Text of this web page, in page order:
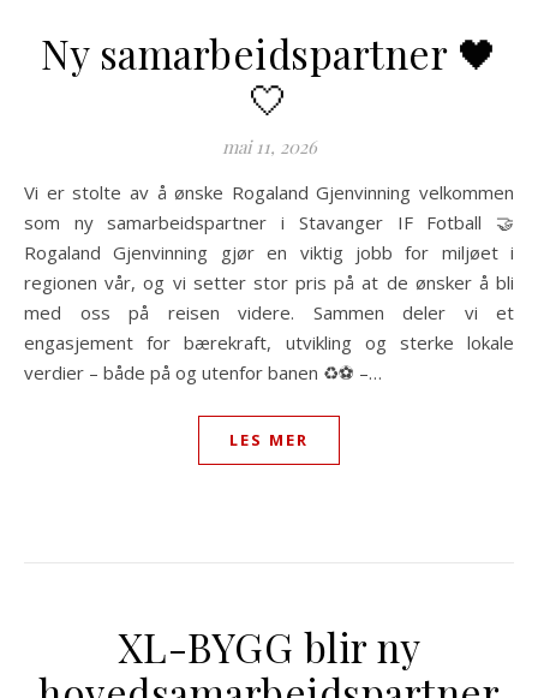
Ny samarbeidspartner 🖤
🤍
mai 11, 2026
Vi er stolte av å ønske Rogaland Gjenvinning velkommen
som ny samarbeidspartner i Stavanger IF Fotball 🤝
Rogaland Gjenvinning gjør en viktig jobb for miljøet i
regionen vår, og vi setter stor pris på at de ønsker å bli
med oss på reisen videre. Sammen deler vi et
engasjement for bærekraft, utvikling og sterke lokale
verdier – både på og utenfor banen ♻️⚽️ –…
LES MER
XL-BYGG blir ny